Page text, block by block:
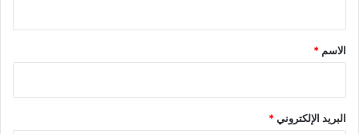
*
الاسم *
البريد الإلكتروني*